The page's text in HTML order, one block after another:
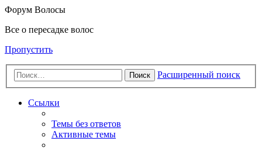
Форум Волосы
Все о пересадке волос
Пропустить
Поиск Расширенный поиск
Ссылки
Темы без ответов
Активные темы